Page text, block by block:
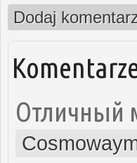
Dodaj
Отличный